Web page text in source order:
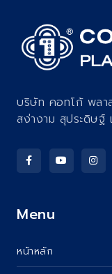
บริษัท คอทโก้ พลา
สง่างาม สุประดิษฐ์
Menu
หน้าหลัก